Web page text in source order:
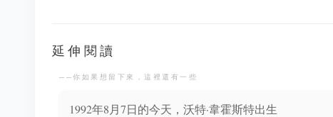
延伸閱讀
──你如果想留下來，這裡還有一些
1992年8月7日的今天，沃特·韋霍斯特出生